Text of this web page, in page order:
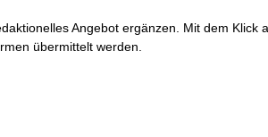
Angebot ergänzen. Mit dem
übermittelt werden.